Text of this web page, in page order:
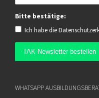
Bitte bestätige:
Ich habe die
WHATSAPP